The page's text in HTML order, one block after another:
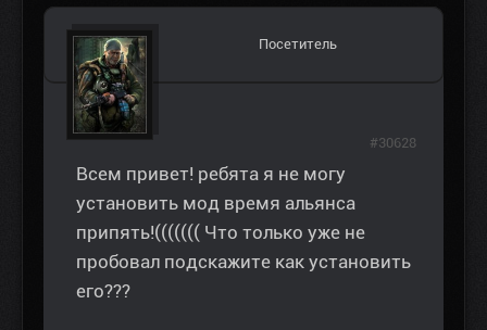
Посетитель
Всем привет! ребята я не могу
установить мод время альянса
припять!((((((( Что только уже не
пробовал подскажите как установить
его???
#30628